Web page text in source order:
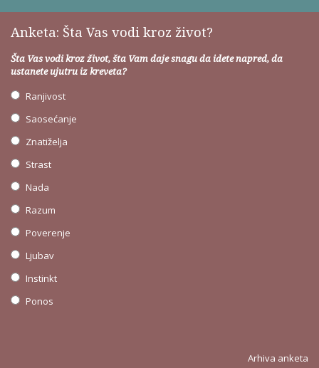
Anketa: Šta Vas vodi kroz život?
Šta Vas vodi kroz život, šta Vam daje snagu da idete napred, da
ustanete ujutru iz kreveta?
Ranjivost
Saosećanje
Znatiželja
Strast
Nada
Razum
Poverenje
Ljubav
Instinkt
Ponos
Arhiva anketa